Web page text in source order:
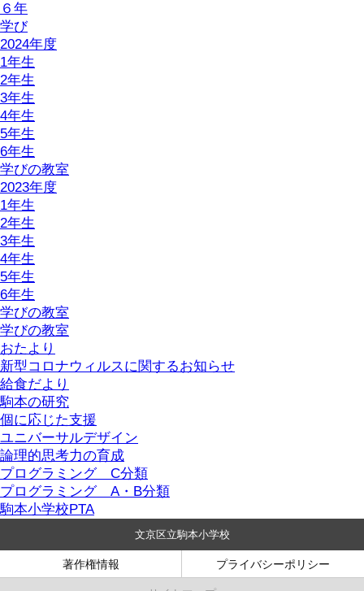
６年
学び
2024年度
1年生
2年生
3年生
4年生
5年生
6年生
学びの教室
2023年度
1年生
2年生
3年生
4年生
5年生
6年生
学びの教室
学びの教室
おたより
新型コロナウィルスに関するお知らせ
給食だより
駒本の研究
個に応じた支援
ユニバーサルデザイン
論理的思考力の育成
プログラミング C分類
プログラミング A・B分類
駒本小学校PTA
文京区立駒本小学校
著作権情報 プライバシーポリシー